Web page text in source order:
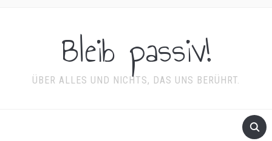
Bleib passiv!
ÜBER ALLES UND NICHTS, DAS UNS BERÜHRT.